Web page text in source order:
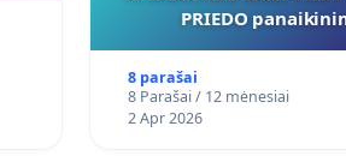
PRIEDO
8 parašai
8 Parašai / 12 mėnesiai
2 Apr 2026